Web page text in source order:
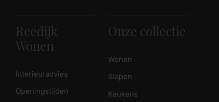
Reedijk
Wonen
Interieuradvies
Openingstijden
Onze collectie
Wonen
Slapen
Keukens